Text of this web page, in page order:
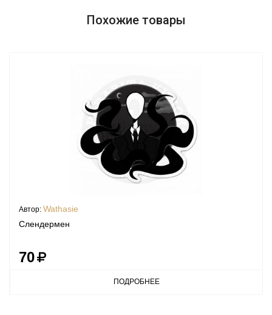
Похожие товары
Автор: Wathasie
Слендермен
70
ПОДРОБНЕЕ